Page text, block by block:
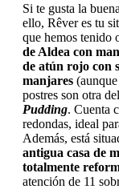
Si te gusta la
ello, Rêver es tu
que hemos tenido
de Aldea con
de atún rojo con
manjares
postres son otra
Pudding. Cuenta
redondas, ideal
Además, está
antigua casa de
totalmente
atención de 11